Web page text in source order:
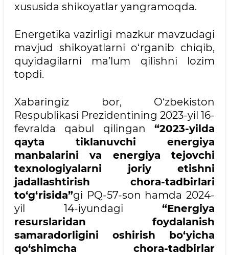
xususida shikoyatlar yangramoqda.
Energetika vazirligi mazkur mavzudagi
mavjud shikoyatlarni o‘rganib chiqib,
quyidagilarni ma’lum qilishni lozim
topdi.
Xabaringiz bor, O‘zbekiston
Respublikasi Prezidentining 2023-yil 16-
fevralda qabul qilingan “2023-yilda
qayta tiklanuvchi energiya
manbalarini va energiya tejovchi
texnologiyalarni joriy etishni
jadallashtirish chora-tadbirlari
to‘g‘risida”gi PQ-57-son hamda 2024-
yil 14-iyundagi “Energiya
resurslaridan foydalanish
samaradorligini oshirish bo‘yicha
qo‘shimcha chora-tadbirlar